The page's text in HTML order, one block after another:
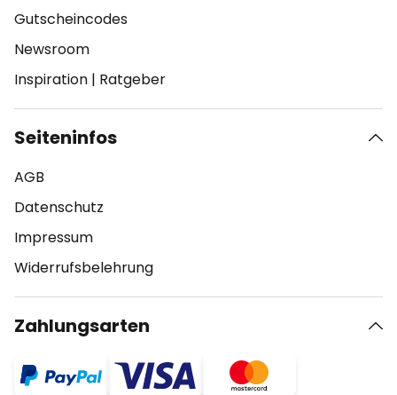
Gutscheincodes
Newsroom
Inspiration | Ratgeber
Seiteninfos
AGB
Datenschutz
Impressum
Widerrufsbelehrung
Zahlungsarten